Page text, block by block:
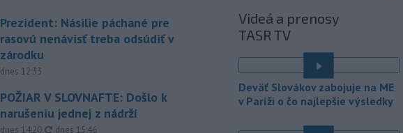
Prezident: Násilie páchané pre
rasovú nenávisť treba odsúdiť v
zárodku
dnes 12:33
POŽIAR V SLOVNAFTE: Došlo k
narušeniu jednej z nádrží
dnes 14:20, aktualizované
dnes 15:46
chrániče sluchu či dodržiavať
prestávky.
Podporu kandidatúre
Slovenskej republiky na nestále
členstvov Bezpečnostnej rade
Organizácie Spojených národov (OSN)
Videá a prenosy
TASR TV
Deväť Slovákov zabojuje na ME
v Paríži o čo najlepšie výsledky